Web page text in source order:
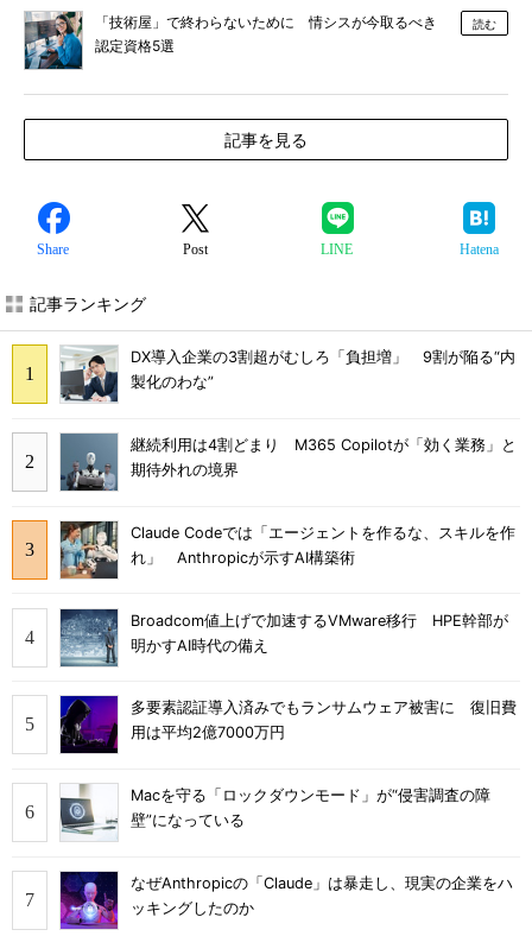
「技術屋」で終わらないために 情シスが今取るべき
認定資格5選
読む
記事を見る
Share Post LINE Hatena
記事ランキング
DX導入企業の3割超がむしろ「負担増」 9割が陥る“内
製化のわな”
継続利用は4割どまり M365 Copilotが「効く業務」と
期待外れの境界
Claude Codeでは「エージェントを作るな、スキルを作
れ」 Anthropicが示すAI構築術
Broadcom値上げで加速するVMware移行 HPE幹部が
明かすAI時代の備え
多要素認証導入済みでもランサムウェア被害に 復旧費
用は平均2億7000万円
Macを守る「ロックダウンモード」が“侵害調査の障
壁”になっている
なぜAnthropicの「Claude」は暴走し、現実の企業をハ
ッキングしたのか